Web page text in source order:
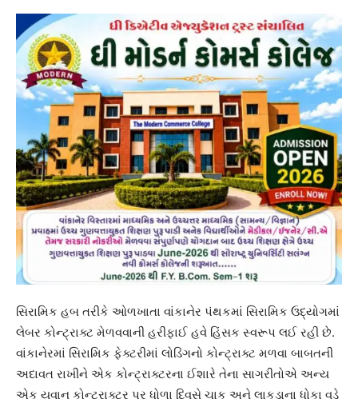
સિરામિક હબ તરીકે ઓળખાતા વાંકાનેર પંથકમાં સિરામિક ઉદ્યોગમાં
લેબર કોન્ટ્રાક્ટ મેળવવાની હરીફાઈ હવે હિંસક સ્વરૂપ લઈ રહી છે.
વાંકાનેરમાં સિરામિક ફેક્ટરીમાં લોડિંગનો કોન્ટ્રાક્ટ મળવા બાબતની
અદાવત રાખીને એક કોન્ટ્રાક્ટરના ઈશારે તેના સાગરીતોએ અન્ય
એક યુવાન કોન્ટ્રાક્ટર પર ધોળા દિવસે ચાકુ અને લાકડાના ધોકા વડે